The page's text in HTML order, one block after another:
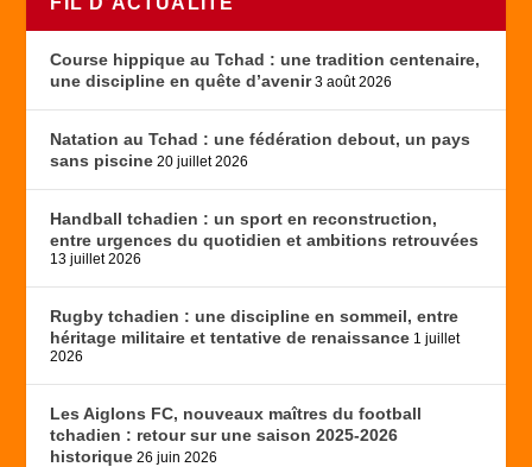
Course hippique au Tchad : une tradition centenaire,
une discipline en quête d’avenir 3 août 2026
Natation au Tchad : une fédération debout, un pays
sans piscine 20 juillet 2026
Handball tchadien : un sport en reconstruction,
entre urgences du quotidien et ambitions retrouvées
13 juillet 2026
Rugby tchadien : une discipline en sommeil, entre
héritage militaire et tentative de renaissance 1 juillet
2026
Les Aiglons FC, nouveaux maîtres du football
tchadien : retour sur une saison 2025-2026
historique 26 juin 2026